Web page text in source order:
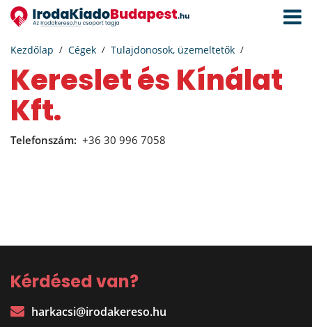
Kezdőlap Cégek Tulajdonosok, üzemeltetők
Kereslet és Kínálat
Kft.
Telefonszám: +36 30 996 7058
Kérdésed van?
harkacsi@irodakereso.hu